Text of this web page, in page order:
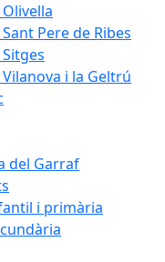
Pere de Ribes
i la Geltrú
del Garraf
i primària